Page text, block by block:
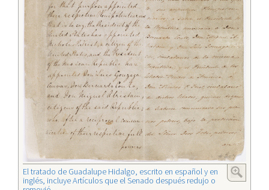
El tratado de Guadalupe Hidalgo, escrito en español y en
inglés, incluye Artículos que el Senado después redujo o